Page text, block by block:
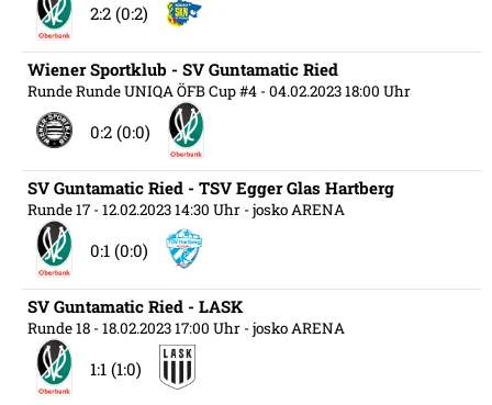
2:2 (0:2)
Wiener Sportklub - SV Guntamatic Ried
Runde Runde UNIQA ÖFB Cup #4 - 04.02.2023 18:00 Uhr
0:2 (0:0)
SV Guntamatic Ried - TSV Egger Glas Hartberg
Runde 17 - 12.02.2023 14:30 Uhr - josko ARENA
0:1 (0:0)
SV Guntamatic Ried - LASK
Runde 18 - 18.02.2023 17:00 Uhr - josko ARENA
1:1 (1:0)